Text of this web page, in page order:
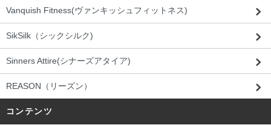
Vanquish Fitness(ヴァンキッシュフィットネス)
SikSilk（シックシルク)
Sinners Attire(シナーズアタイア)
REASON（リーズン）
コンテンツ